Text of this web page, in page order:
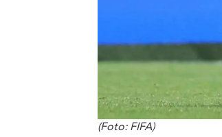
(Foto: FIFA)